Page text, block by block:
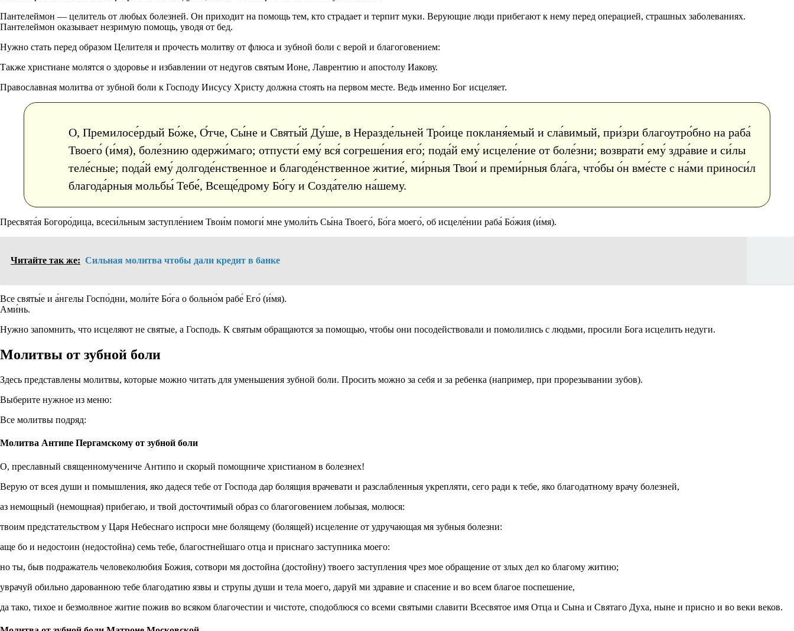
Пантелеймон — целитель от любых болезней. Он приходит на помощь тем, кто страдает и терпит муки. Верующие люди прибегают к нему перед операцией, страшных заболеваниях.
Пантелеймон оказывает незримую помощь, уводя от бед.
Нужно стать перед образом Целителя и прочесть молитву от флюса и зубной боли с верой и благоговением:
Также христиане молятся о здоровье и избавлении от недугов святым Ионе, Лаврентию и апостолу Иакову.
Православная молитва от зубной боли к Господу Иисусу Христу должна стоять на первом месте. Ведь именно Бог исцеляет.
О, Премилосе́рдый Бо́же, О́тче, Сы́не и Святы́й Ду́ше, в Неразде́льней Тро́ице покланя́емый и сла́вимый, при́зри благоутро́бно на раба́
Твоего́ (и́мя), боле́знию одержи́маго; отпусти́ ему́ вся́ согреше́ния его́; пода́й ему́ исцеле́ние от боле́зни; возврати́ ему́ здра́вие и си́лы
теле́сные; пода́й ему́ долгоде́нственное и благоде́нственное житие́, ми́рныя Твои́ и преми́рныя бла́га, что́бы о́н вме́сте с на́ми приноси́л
благода́рныя мольбы́ Тебе́, Всеще́дрому Бо́гу и Созда́телю на́шему.
Пресвята́я Богоро́дица, всеси́льным заступле́нием Твои́м помоги́ мне умоли́ть Сы́на Твоего́, Бо́га моего́, об исцеле́нии раба́ Бо́жия (и́мя).
Читайте так же: Сильная молитва чтобы дали кредит в банке
Все святы́е и а́нгелы Госпо́дни, моли́те Бо́га о больно́м рабе́ Его́ (и́мя).
Ами́нь.
Нужно запомнить, что исцеляют не святые, а Господь. К святым обращаются за помощью, чтобы они посодействовали и помолились с людьми, просили Бога исцелить недуги.
Молитвы от зубной боли
Здесь представлены молитвы, которые можно читать для уменьшения зубной боли. Просить можно за себя и за ребенка (например, при прорезывании зубов).
Выберите нужное из меню:
Все молитвы подряд:
Молитва Антипе Пергамскому от зубной боли
О, преславный священномучениче Антипо и скорый помощниче христианом в болезнех!
Верую от всея души и помышления, яко дадеся тебе от Господа дар болящия врачевати и разслабленныя укрепляти, сего ради к тебе, яко благодатному врачу болезней,
аз немощный (немощная) прибегаю, и твой досточтимый образ со благоговением лобызая, молюся:
твоим предстательством у Царя Небеснаго испроси мне болящему (болящей) исцеление от удручающая мя зубныя болезни:
аще бо и недостоин (недостойна) семь тебе, благостнейшаго отца и приснаго заступника моего:
но ты, быв подражатель человеколюбия Божия, сотвори мя достойна (достойну) твоего заступления чрез мое обращение от злых дел ко благому житию;
уврачуй обильно дарованною тебе благодатию язвы и струпы души и тела моего, даруй ми здравие и спасение и во всем благое поспешение,
да тако, тихое и безмолвное житие пожив во всяком благочестии и чистоте, сподоблюся со всеми святыми славити Всесвятое имя Отца и Сына и Святаго Духа, ныне и присно и во веки веков.